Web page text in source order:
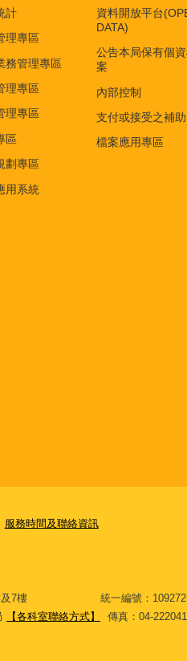
計
理專區
務管理專區
理專區
理專區
區
劃專區
用系統
資料開放平台
DATA)
公告本局保有個
案
內部控制
支付或接受之補助
檔案應用專區
服務時間及聯絡資訊
樓1樓及7樓 統一編號：
【各科室聯絡方式】
傳真：04-